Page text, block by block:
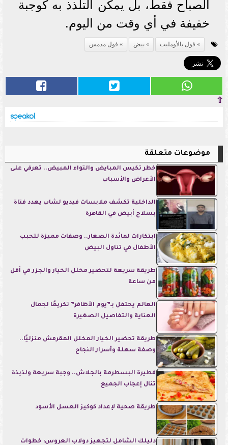
الصباح فقط، بل يمكن التلذذ به كوجبة
خفيفة في أي وقت من اليوم.
فول بالأومليت بيض فول مدمس
⇧
موضوعات متعلقة
خطر تكيس المبايض والتواء المبيض.. تعرفي على
الأعراض والأسباب
الداخلية تكشف ملابسات فيديو لشاب يهدد فتاة
بسلاح أبيض في القاهرة
ابتكارات لمائدة الصغار.. وصفات مميزة لتحبب
الأطفال في تناول البيض
طريقة سريعة لتحضير مخلل الخيار والجزر في أقل
من ساعة
العالم يحتفل بـ”يوم الأظافر” تكريمًا لجمال
العناية والتفاصيل الصغيرة
طريقة تحضير الخيار المخلل المقرمش منزليًا..
وصفة سهلة وأسرار النجاح
فطيرة البسطرمة بالجلاش.. وجبة سريعة ولذيذة
تنال إعجاب الجميع
طريقة صحية لإعداد كوكيز العسل الأسود
دليلك الشامل لتجهيز دولاب العروس: خطوات